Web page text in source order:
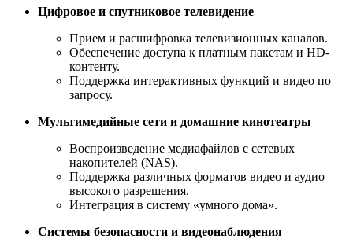
Цифровое и спутниковое телевидение
Прием и расшифровка телевизионных каналов.
Обеспечение доступа к платным пакетам и HD-
контенту.
Поддержка интерактивных функций и видео по
запросу.
Мультимедийные сети и домашние кинотеатры
Воспроизведение медиафайлов с сетевых
накопителей (NAS).
Поддержка различных форматов видео и аудио
высокого разрешения.
Интеграция в систему «умного дома».
Системы безопасности и видеонаблюдения